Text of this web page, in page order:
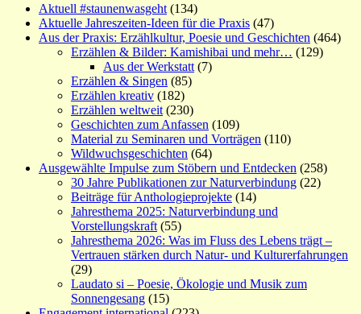
Aktuell #staunenwasgeht (134)
Aktuelle Jahreszeiten-Ideen für die Praxis (47)
Aus der Praxis: Erzählkultur, Poesie und Geschichten (464)
Erzählen & Bilder: Kamishibai und mehr… (129)
Aus der Werkstatt (7)
Erzählen & Singen (85)
Erzählen kreativ (182)
Erzählen weltweit (230)
Geschichten zum Anfassen (109)
Material zu Seminaren und Vorträgen (110)
Wildwuchsgeschichten (64)
Ausgewählte Impulse zum Stöbern und Entdecken (258)
30 Jahre Publikationen zur Naturverbindung (22)
Beiträge für Anthologieprojekte (14)
Jahresthema 2025: Naturverbindung und
Vorstellungskraft (55)
Jahresthema 2026: Was im Fluss des Lebens trägt –
Vertrauen stärken durch Natur- und Kulturerfahrungen
(29)
Laudato si – Poesie, Ökologie und Musik zum
Sonnengesang (15)